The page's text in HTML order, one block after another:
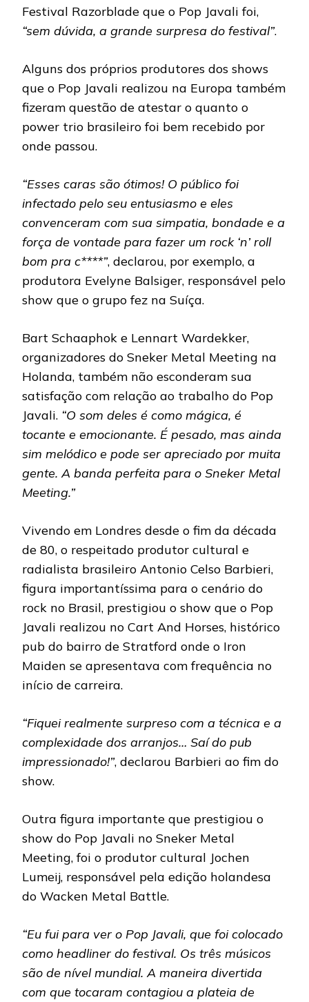
Festival Razorblade que o Pop Javali foi,
“sem dúvida, a grande surpresa do festival”.
Alguns dos próprios produtores dos shows
que o Pop Javali realizou na Europa também
fizeram questão de atestar o quanto o
power trio brasileiro foi bem recebido por
onde passou.
“Esses caras são ótimos! O público foi
infectado pelo seu entusiasmo e eles
convenceram com sua simpatia, bondade e a
força de vontade para fazer um rock ‘n’ roll
bom pra c****”, declarou, por exemplo, a
produtora Evelyne Balsiger, responsável pelo
show que o grupo fez na Suíça.
Bart Schaaphok e Lennart Wardekker,
organizadores do Sneker Metal Meeting na
Holanda, também não esconderam sua
satisfação com relação ao trabalho do Pop
Javali. “O som deles é como mágica, é
tocante e emocionante. É pesado, mas ainda
sim melódico e pode ser apreciado por muita
gente. A banda perfeita para o Sneker Metal
Meeting.”
Vivendo em Londres desde o fim da década
de 80, o respeitado produtor cultural e
radialista brasileiro Antonio Celso Barbieri,
figura importantíssima para o cenário do
rock no Brasil, prestigiou o show que o Pop
Javali realizou no Cart And Horses, histórico
pub do bairro de Stratford onde o Iron
Maiden se apresentava com frequência no
início de carreira.
“Fiquei realmente surpreso com a técnica e a
complexidade dos arranjos… Saí do pub
impressionado!”, declarou Barbieri ao fim do
show.
Outra figura importante que prestigiou o
show do Pop Javali no Sneker Metal
Meeting, foi o produtor cultural Jochen
Lumeij, responsável pela edição holandesa
do Wacken Metal Battle.
“Eu fui para ver o Pop Javali, que foi colocado
como headliner do festival. Os três músicos
são de nível mundial. A maneira divertida
com que tocaram contagiou a plateia de